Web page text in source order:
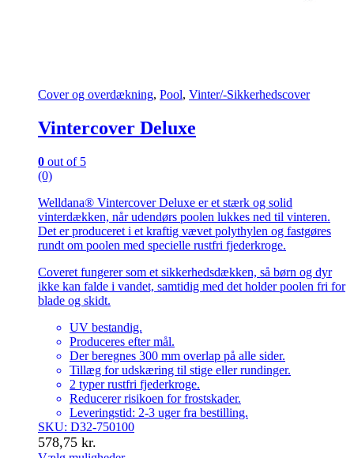
Cover og overdækning, Pool, Vinter/-Sikkerhedscover
Vintercover Deluxe
0 out of 5
(0)
Welldana® Vintercover Deluxe er et stærk og solid
vinterdækken, når udendørs poolen lukkes ned til vinteren.
Det er produceret i et kraftig vævet polythylen og fastgøres
rundt om poolen med specielle rustfri fjederkroge.
Coveret fungerer som et sikkerhedsdækken, så børn og dyr
ikke kan falde i vandet, samtidig med det holder poolen fri for
blade og skidt.
UV bestandig.
Produceres efter mål.
Der beregnes 300 mm overlap på alle sider.
Tillæg for udskæring til stige eller rundinger.
2 typer rustfri fjederkroge.
Reducerer risikoen for frostskader.
Leveringstid: 2-3 uger fra bestilling.
SKU: D32-750100
578,75 kr.